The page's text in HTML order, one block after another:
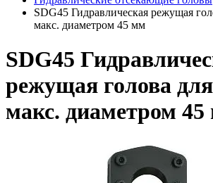
SDG45 Гидравлическая режущая
макс. диаметром 45 мм
SDG45
режущая голова
макс. диаметром